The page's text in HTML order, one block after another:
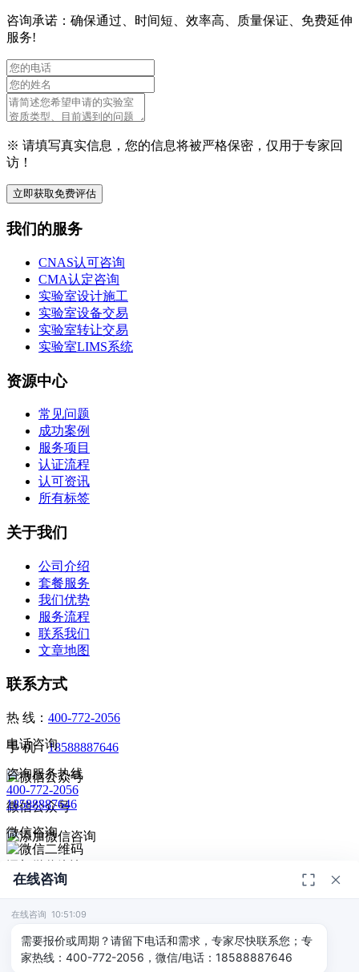
咨询承诺：确保通过、时间短、效率高、质量保证、免费延伸
服务!
※ 请填写真实信息，您的信息将被严格保密，仅用于专家回
访！
立即获取免费评估
我们的服务
CNAS认可咨询
CMA认定咨询
实验室设计施工
实验室设备交易
实验室转让交易
实验室LIMS系统
资源中心
常见问题
成功案例
服务项目
认证流程
认可资讯
所有标签
关于我们
公司介绍
套餐服务
我们优势
服务流程
联系我们
文章地图
联系方式
热 线： 400-772-2056
手 机：18588887646
微信公众号
© 2026深圳市德恺检测有限公司版权所有 -宣传册|粤ICP备
2025393459号-1
电话咨询
咨询服务热线
400-772-2056
18588887646
微信咨询
扫码添加微信咨询
给我回电
在线咨询
在线咨询 10:51:09
需要报价或周期？请留下电话和需求，专家尽快联系您；专
家热线：400-772-2056，微信/电话：18588887646